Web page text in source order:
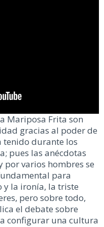
Mariposa Frita son
gracias al poder de
tenido durante los
pues las anécdotas
por varios hombres se
para
y la ironía, la triste
pero sobre todo,
el debate sobre
configurar una cultura